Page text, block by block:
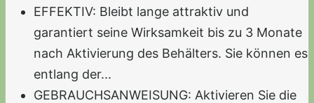
EFFEKTIV: Bleibt lange attraktiv und
garantiert seine Wirksamkeit bis zu 3 Monate
nach Aktivierung des Behälters. Sie können es
entlang der...
GEBRAUCHSANWEISUNG: Aktivieren Sie die